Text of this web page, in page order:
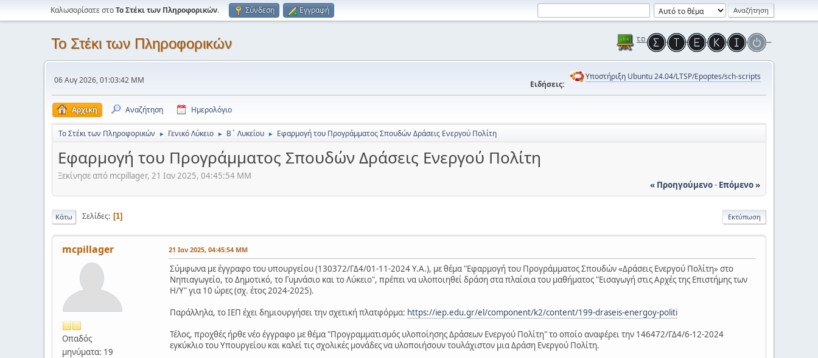
Καλωσορίσατε στοΤο Στέκι των Πληροφορικών. Σύνδεση Εγγραφή
Το Στέκι των Πληροφορικών
06 Αυγ 2026, 01:03:42 ΜΜ Ειδήσεις:
Υποστήριξη Ubuntu 24.04/LTSP/Epoptes/sch-scripts
Αρχική Αναζήτηση Ημερολόγιο
Το Στέκι των Πληροφορικών ► Γενικό Λύκειο ► Β΄ Λυκείου ► Εφαρμογή του Προγράμματος Σπουδών Δράσεις Ενεργού Πολίτη
Εφαρμογή του Προγράμματος Σπουδών Δράσεις Ενεργού Πολίτη
Ξεκίνησε από mcpillager, 21 Ιαν 2025, 04:45:54 ΜΜ
« Προηγούμενο- Επόμενο »
Εκτύπωση
Κάτω Σελίδες 1
mcpillager
Οπαδός
μηνύματα: 19
21 Ιαν 2025, 04:45:54 ΜΜ
Σύμφωνα με έγγραφο του υπουργείου (130372/ΓΔ4/01-11-2024 Υ.Α.), με θέμα "Εφαρμογή του Προγράμματος Σπουδών «Δράσεις Ενεργού Πολίτη» στο
Νηπιαγωγείο, το Δημοτικό, το Γυμνάσιο και το Λύκειο", πρέπει να υλοποιηθεί δράση στα πλαίσια του μαθήματος "Εισαγωγή στις Αρχές της Επιστήμης των
Η/Υ" για 10 ώρες (σχ. έτος 2024-2025).
Παράλληλα, το ΙΕΠ έχει δημιουργήσει την σχετική πλατφόρμα: https://iep.edu.gr/el/component/k2/content/199-draseis-energoy-politi
Τέλος, προχθές ήρθε νέο έγγραφο με θέμα "Προγραμματισμός υλοποίησης Δράσεων Ενεργού Πολίτη" το οποίο αναφέρει την 146472/ΓΔ4/6-12-2024
εγκύκλιο του Υπουργείου και καλεί τις σχολικές μονάδες να υλοποιήσουν τουλάχιστον μια Δράση Ενεργού Πολίτη.